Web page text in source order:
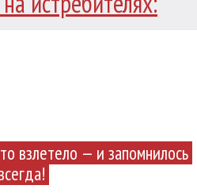
взлетело — и запомнилось